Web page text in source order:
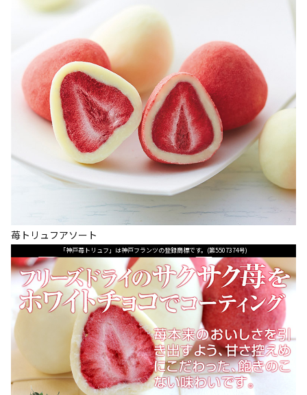
苺トリュフアソート
「神戸苺トリュフ」は神戸フランツの登録商標です。(第5507374号)